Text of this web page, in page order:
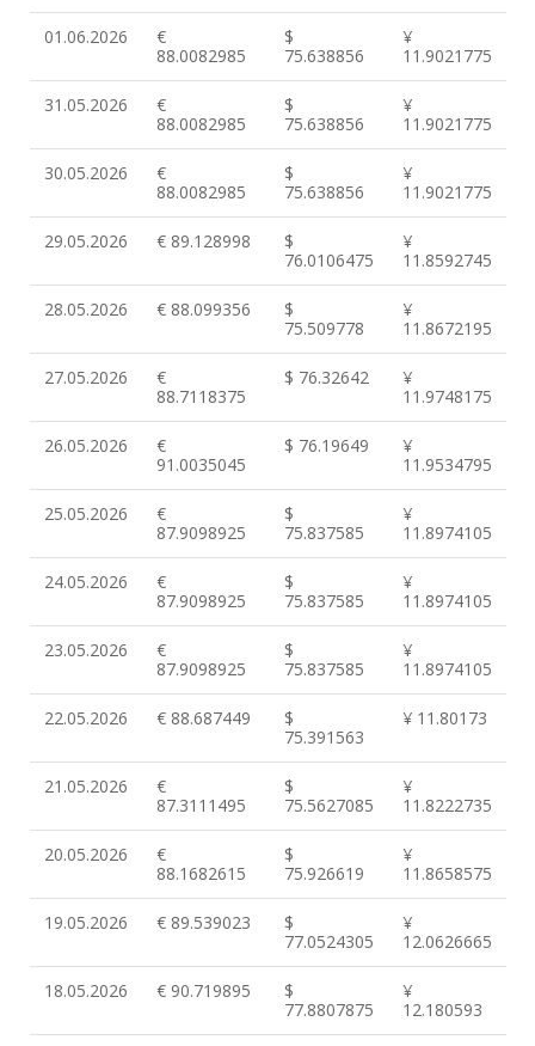
01.06.2026
€
88.0082985
$
75.638856
¥
11.9021775
31.05.2026
€
88.0082985
$
75.638856
¥
11.9021775
30.05.2026
€
88.0082985
$
75.638856
¥
11.9021775
29.05.2026 € 89.128998
$
76.0106475
¥
11.8592745
28.05.2026 € 88.099356
$
75.509778
¥
11.8672195
27.05.2026
€
88.7118375
$ 76.32642
¥
11.9748175
26.05.2026
€
91.0035045
$ 76.19649
¥
11.9534795
25.05.2026
€
87.9098925
$
75.837585
¥
11.8974105
24.05.2026
€
87.9098925
$
75.837585
¥
11.8974105
23.05.2026
€
87.9098925
$
75.837585
¥
11.8974105
22.05.2026 € 88.687449
$
75.391563
¥ 11.80173
21.05.2026
€
87.3111495
$
75.5627085
¥
11.8222735
20.05.2026
€
88.1682615
$
75.926619
¥
11.8658575
19.05.2026 € 89.539023
$
77.0524305
¥
12.0626665
18.05.2026 € 90.719895
$
77.8807875
¥
12.180593